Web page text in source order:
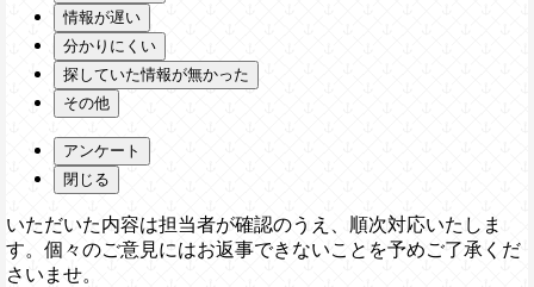
情報が遅い
分かりにくい
探していた情報が無かった
その他
アンケート
閉じる
いただいた内容は担当者が確認のうえ、順次対応いたしま
す。個々のご意見にはお返事できないことを予めご了承くだ
さいませ。